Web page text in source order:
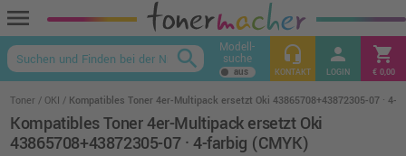
menu
keyboard_arrow_up
search Modell-
suche headset_mic
KONTAKT
person
LOGIN
shopping_cart
€ 0,00
Toner OKI Kompatibles Toner 4er-Multipack ersetzt Oki 43865708+43872305-07 · 4-
Kompatibles Toner 4er-Multipack ersetzt Oki
43865708+43872305-07 · 4-farbig (CMYK)